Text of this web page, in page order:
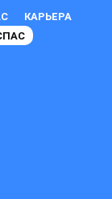
КАРЬЕРА